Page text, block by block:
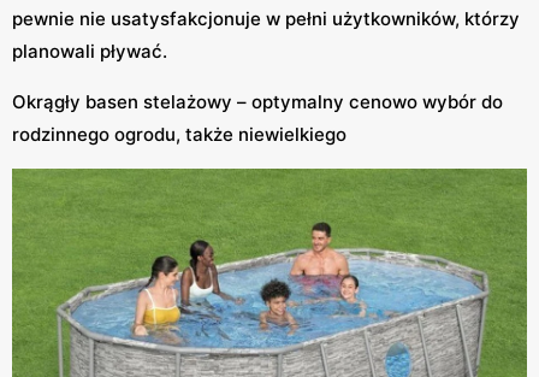
pewnie nie usatysfakcjonuje w pełni użytkowników, którzy
planowali pływać.
Okrągły basen stelażowy – optymalny cenowo wybór do
rodzinnego ogrodu, także niewielkiego